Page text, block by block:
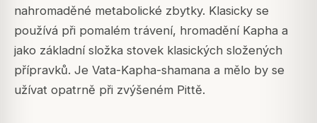
nahromaděné metabolické zbytky. Klasicky se
používá při pomalém trávení, hromadění Kapha a
jako základní složka stovek klasických složených
přípravků. Je Vata-Kapha-shamana a mělo by se
užívat opatrně při zvýšeném Pittě.